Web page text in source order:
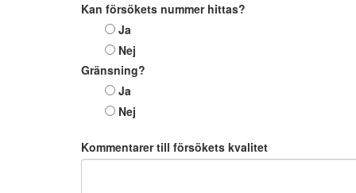
Kan försökets nummer hittas?
Ja
Nej
Gränsning?
Ja
Nej
Kommentarer till försökets kvalitet